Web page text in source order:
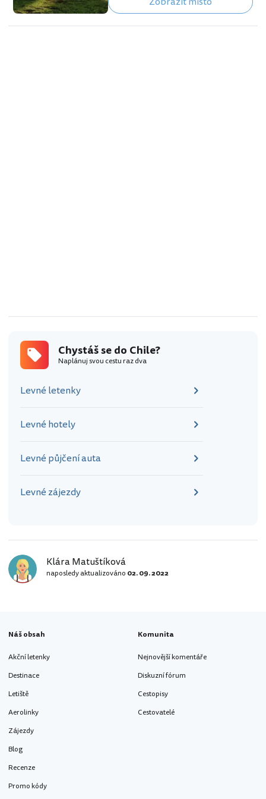
několik soch Moai, můžete si zajít do
místního muzea historie ostrova nebo
Chystáš se do Chile?
Naplánuj svou cestu raz dva
Levné letenky
Levné hotely
Levné půjčení auta
Levné zájezdy
Klára Matuštíková
naposledy aktualizováno 02. 09. 2022
Náš obsah
Akční letenky
Destinace
Letiště
Aerolinky
Zájezdy
Blog
Recenze
Promo kódy
Komunita
Nejnovější komentáře
Diskuzní fórum
Cestopisy
Cestovatelé